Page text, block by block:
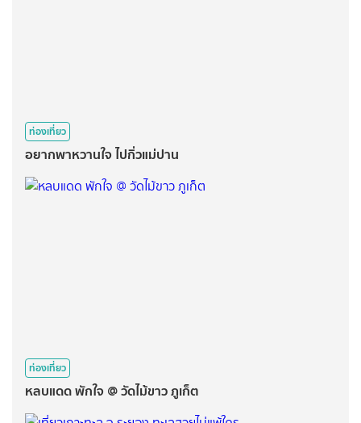
ท่องเที่ยว
อยากพาหวานใจ ไปกิ่วแม่ปาน
ท่องเที่ยว
หลบแดด พักใจ @ วัดไม้ขาว ภูเก็ต